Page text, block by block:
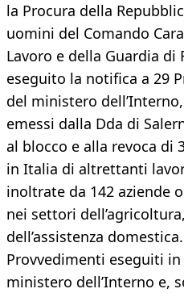
la Procura della
uomini del Comando
Lavoro e della Guardia di
eseguito la notifica a 29
del ministero
emessi dalla Dda di
al blocco e alla revoca di
in Italia di altrettanti
inoltrate da 142 aziende
nei settori
dell’assistenza domestica.
Provvedimenti eseguiti
ministero dell’Interno e,